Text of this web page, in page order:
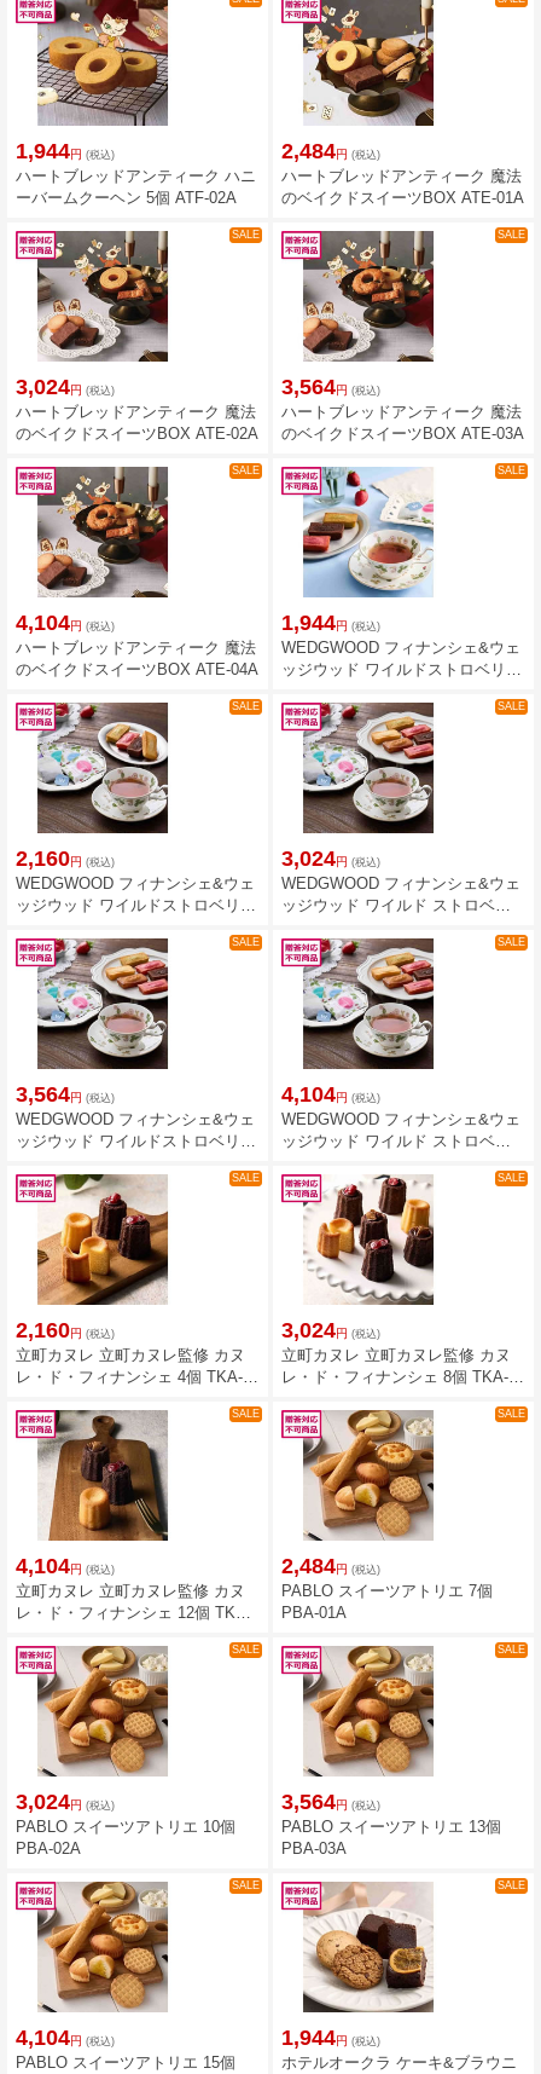
1,944円 (税込)
ハートブレッドアンティーク ハニ
ーバームクーヘン 5個 ATF-02A
2,484円 (税込)
ハートブレッドアンティーク 魔法
のベイクドスイーツBOX ATE-01A
SALE
3,024円 (税込)
ハートブレッドアンティーク 魔法
のベイクドスイーツBOX ATE-02A
SALE
3,564円 (税込)
ハートブレッドアンティーク 魔法
のベイクドスイーツBOX ATE-03A
SALE
4,104円 (税込)
ハートブレッドアンティーク 魔法
のベイクドスイーツBOX ATE-04A
SALE
1,944円 (税込)
WEDGWOOD フィナンシェ&ウェ
ッジウッド ワイルドストロベリー
01A
SALE
2,160円 (税込)
WEDGWOOD フィナンシェ&ウェ
ッジウッド ワイルドストロベリー
02A
SALE
3,024円 (税込)
WEDGWOOD フィナンシェ&ウェ
ッジウッド ワイルド ストロベリ
WWL-03A
SALE
3,564円 (税込)
WEDGWOOD フィナンシェ&ウェ
ッジウッド ワイルドストロベリー
04A
SALE
4,104円 (税込)
WEDGWOOD フィナンシェ&ウェ
ッジウッド ワイルド ストロベリ
WWL-05A
SALE
2,160円 (税込)
立町カヌレ 立町カヌレ監修 カヌ
レ・ド・フィナンシェ 4個 TKA-
SALE
3,024円 (税込)
立町カヌレ 立町カヌレ監修 カヌ
レ・ド・フィナンシェ 8個 TKA-
SALE
4,104円 (税込)
立町カヌレ 立町カヌレ監修 カヌ
レ・ド・フィナンシェ 12個 TKA-
SALE
2,484円 (税込)
PABLO スイーツアトリエ 7個
PBA-01A
SALE
3,024円 (税込)
PABLO スイーツアトリエ 10個
PBA-02A
SALE
3,564円 (税込)
PABLO スイーツアトリエ 13個
PBA-03A
SALE
4,104円 (税込)
PABLO スイーツアトリエ 15個
SALE
1,944円 (税込)
ホテルオークラ ケーキ&ブラウニ